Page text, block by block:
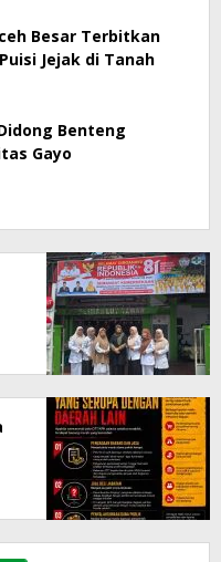
Besar Terbitkan
Jejak di Tanah
Benteng
Gayo